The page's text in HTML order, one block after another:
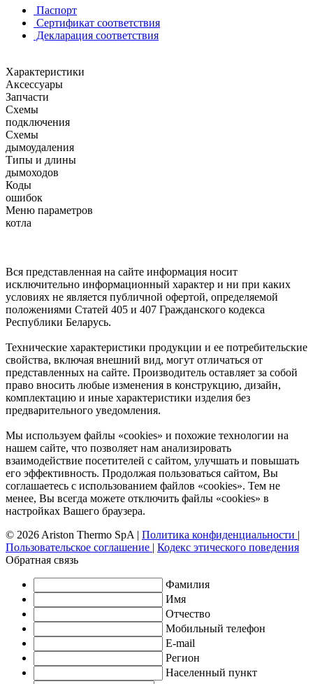
Паспорт
Сертификат соответствия
Декларация соответствия
Характеристики
Аксессуары
Запчасти
Схемы
подключения
Схемы
дымоудаления
Типы и длины
дымоходов
Коды
ошибок
Меню параметров
котла
Вся представленная на сайте информация носит
исключительно информационный характер и ни при каких
условиях не является публичной офертой, определяемой
положениями Статей 405 и 407 Гражданского кодекса
Республики Беларусь.
Технические характеристики продукции и ее потребительские
свойства, включая внешний вид, могут отличаться от
представленных на сайте. Производитель оставляет за собой
право вносить любые изменения в конструкцию, дизайн,
комплектацию и иные характеристики изделия без
предварительного уведомления.
Мы используем файлы «cookies» и похожие технологии на
нашем сайте, что позволяет нам анализировать
взаимодействие посетителей с сайтом, улучшать и повышать
его эффективность. Продолжая пользоваться сайтом, Вы
соглашаетесь с использованием файлов «cookies». Тем не
менее, Вы всегда можете отключить файлы «cookies» в
настройках Вашего браузера.
© 2026 Ariston Thermo SpA | Политика конфиденциальности |
Пользовательское соглашение | Кодекс этического поведения
Обратная связь
Фамилия
Имя
Отчество
Мобильный телефон
E-mail
Регион
Населенный пункт